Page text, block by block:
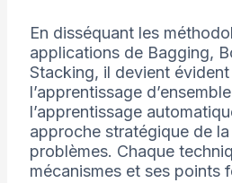
En disséquant les
applications de Bagging,
Stacking, il devient
l’apprentissage
l’apprentissage
approche stratégique de
problèmes. Chaque
mécanismes et ses points